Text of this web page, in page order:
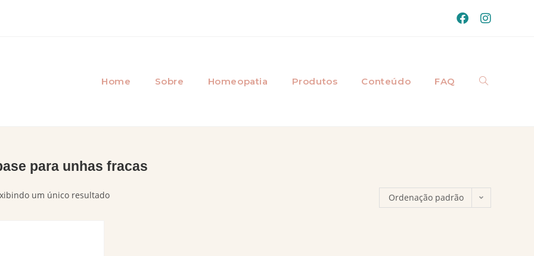
Home Sobre Homeopatia Produtos Conteúdo FAQ
para unhas fracas
um único resultado Ordenação padrão